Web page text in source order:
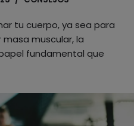
tu cuerpo, ya sea para
muscular, la
fundamental que